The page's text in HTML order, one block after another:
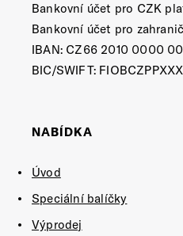
Bankovní účet pro CZK
Bankovní účet pro
IBAN: CZ66 2010 0000
BIC/SWIFT: FIOBCZPPXXX
NABÍDKA
Úvod
Speciální balíčky
Výprodej